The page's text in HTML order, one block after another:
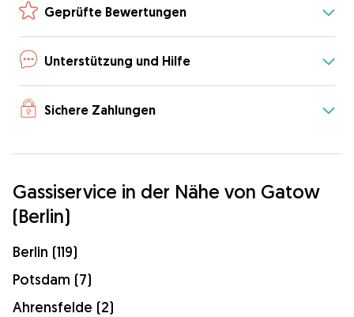
Geprüfte Bewertungen
Unterstützung und Hilfe
Sichere Zahlungen
Gassiservice in der Nähe von Gatow
(Berlin)
Berlin (119)
Potsdam (7)
Ahrensfelde (2)